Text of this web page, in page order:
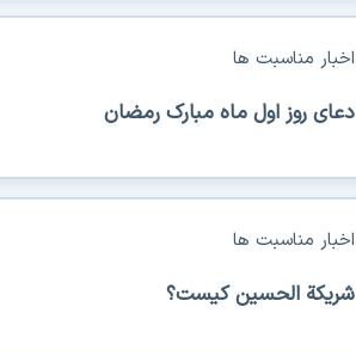
دعای روز اول ماه مبارک رمضان
اخبار مناسبت ها
شریکة الحسین کیست؟
اخبار مناسبت ها